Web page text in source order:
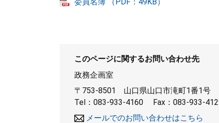
このページに関するお問い合わせ先
政務企画室
〒753-8501
山口県山口市滝町1番1号
Tel：083-933-4160
Fax：083-933-
メールでのお問い合わせはこちら